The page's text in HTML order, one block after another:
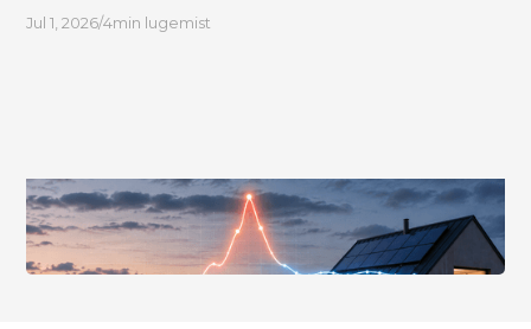
Jul 1, 2026/4min lugemist